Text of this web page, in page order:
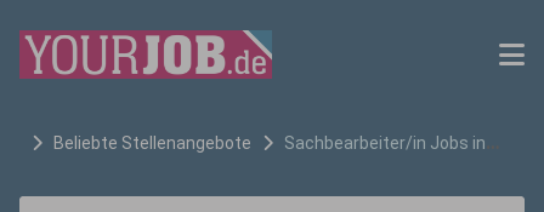
Beliebte Stellenangebote Sachbearbeiter/in Jobs in